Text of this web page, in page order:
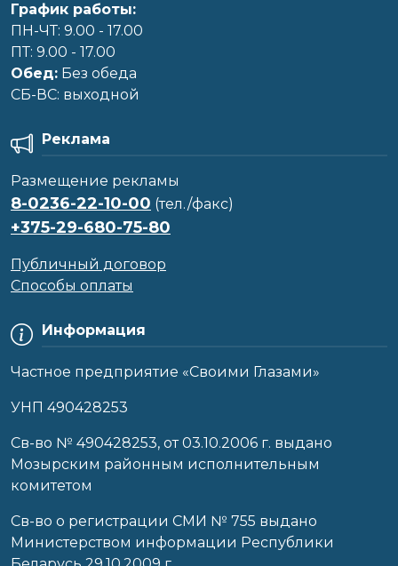
График работы:
ПН-ЧТ: 9.00 - 17.00
ПТ: 9.00 - 17.00
Обед: Без обеда
CБ-ВС: выходной
Информация
Частное предприятие «Своими Глазами»
УНП 490428253
Cв-во № 490428253, от 03.10.2006 г. выдано
Мозырским районным исполнительным
комитетом
Св-во о регистрации СМИ № 755 выдано
Министерством информации Республики
Реклама
Размещение рекламы
8-0236-22-10-00 (тел./факс)
+375-29-680-75-80
Публичный договор
Способы оплаты